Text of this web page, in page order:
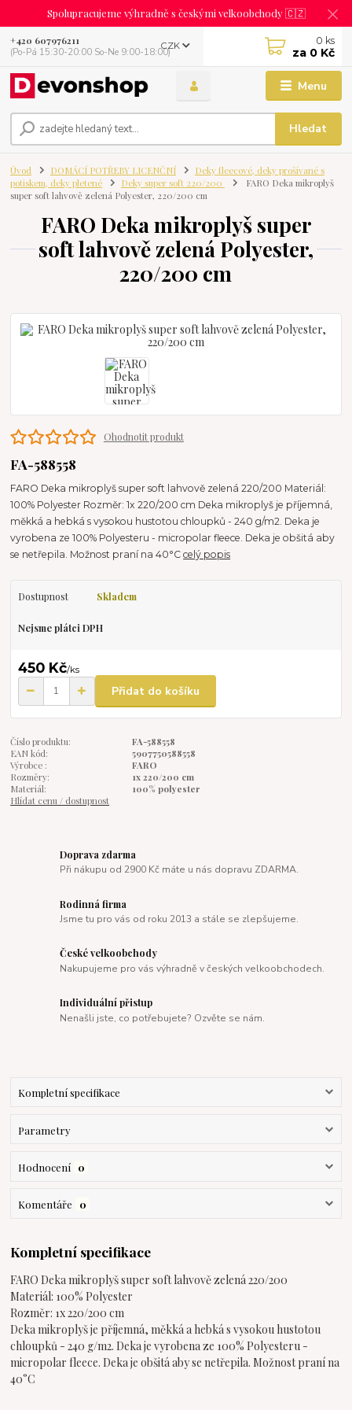
Spolupracujeme výhradně s českými velkoobchody 🇨🇿
Menu
CZK
Hledat
+420 607976211
(Po-Pá 15:30-20:00 So-Ne 9:00-18:00)
0 ks
za 0 Kč
Úvod DOMÁCÍ POTŘEBY LICENČNÍ
Deky fleecové, deky prošívané s
potiskem, deky pletené
Deky super soft 220/200
FARO Deka mikroplyš
super soft lahvově zelená Polyester, 220/200 cm
FARO Deka mikroplyš super
soft lahvově zelená Polyester,
220/200 cm
Ohodnotit produkt
FA-588558
FARO Deka mikroplyš super soft lahvově zelená 220/200 Materiál:
100% Polyester Rozměr: 1x 220/200 cm Deka mikroplyš je příjemná,
měkká a hebká s vysokou hustotou chloupků - 240 g/m2. Deka je
vyrobena ze 100% Polyesteru - micropolar fleece. Deka je obšitá aby
se netřepila. Možnost praní na 40°Ccelý popis
Dostupnost Skladem
Nejsme plátci DPH
450 Kč/ks
Přidat do košíku
Číslo produktu:
FA-588558
EAN kód:
5907750588558
Výrobce :
FARO
Rozměry:
1x 220/200 cm
Materiál:
100% polyester
Hlídat cenu / dostupnost
Doprava zdarma
Při nákupu od 2900 Kč máte u nás dopravu ZDARMA.
Rodinná firma
Jsme tu pro vás od roku 2013 a stále se zlepšujeme.
České velkoobchody
Nakupujeme pro vás výhradně v českých velkoobchodech.
Individuální přistup
Nenašli jste, co potřebujete? Ozvěte se nám.
Kompletní specifikace
Parametry
Hodnocení 0
Komentáře 0
Kompletní specifikace
FARO Deka mikroplyš super soft lahvově zelená 220/200
Materiál: 100% Polyester
Rozměr: 1x 220/200 cm
Deka mikroplyš je příjemná, měkká a hebká s vysokou hustotou
chloupků - 240 g/m2. Deka je vyrobena ze 100% Polyesteru -
micropolar fleece. Deka je obšitá aby se netřepila. Možnost praní na
40°C